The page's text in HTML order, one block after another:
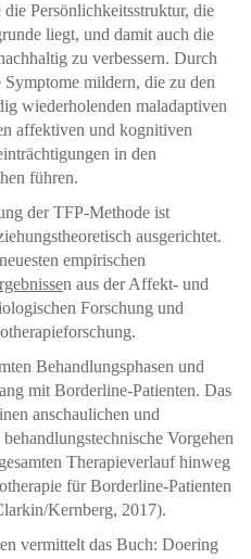
Persönlichkeitsstruktur, die
liegt, und damit auch die
zu verbessern. Durch
mildern, die zu den
wiederholenden maladaptiven
affektiven und kognitiven
in den
führen.
der TFP-Methode ist
ausgerichtet.
empirischen
n aus der Affekt- und
Forschung und
Behandlungsphasen und
mit Borderline-Patienten. Das
anschaulichen und
Vorgehen
Therapieverlauf hinweg
für Borderline-Patienten
Kernberg, 2017).
vermittelt das Buch: Doering